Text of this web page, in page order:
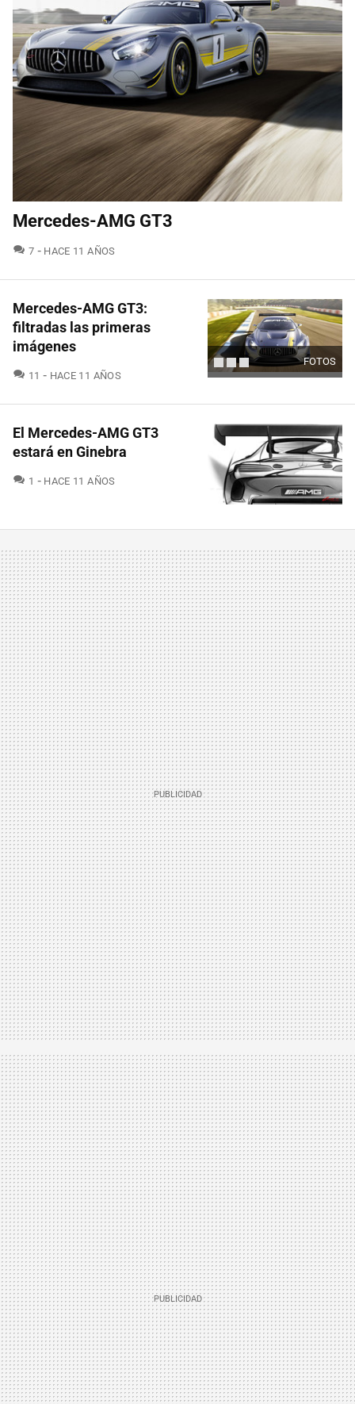
Mercedes-AMG GT3
7 COMENTARIOS
HACE 11 AÑOS
FOTOS
Mercedes-AMG GT3:
filtradas las primeras
imágenes
11 COMENTARIOS
HACE 11 AÑOS
El Mercedes-AMG GT3
estará en Ginebra
1 COMENTARIOS
HACE 11 AÑOS